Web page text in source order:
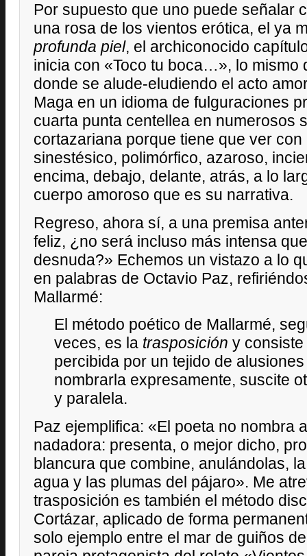
Por supuesto que uno puede señalar
una rosa de los vientos erótica, el ya
profunda piel, el archiconocido
inicia con «Toco tu boca…», lo mismo
donde se alude-eludiendo el acto
Maga en un idioma de fulguraciones
cuarta punta centellea en numerosos
cortazariana porque tiene que ver
sinestésico, polimórfico, azaroso,
encima, debajo, delante, atrás, a lo
cuerpo amoroso que es su narrativa.
Regreso, ahora sí, a una premisa
feliz, ¿no será incluso más intensa
desnuda?» Echemos un vistazo a lo
en palabras de Octavio Paz,
Mallarmé:
El método poético de Mallarmé,
veces, es la trasposición y
percibida por un tejido de
nombrarla expresamente, suscite
y paralela.
Paz ejemplifica: «El poeta no nombra
nadadora: presenta, o mejor dicho,
blancura que combine, anulándolas,
agua y las plumas del pájaro». Me
trasposición es también el método
Cortázar, aplicado de forma
solo ejemplo entre el mar de guiños